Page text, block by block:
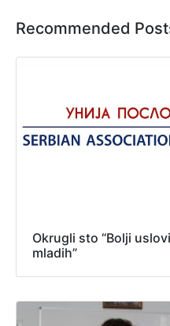
Recommended
Okrugli sto “Bolji
mladih”